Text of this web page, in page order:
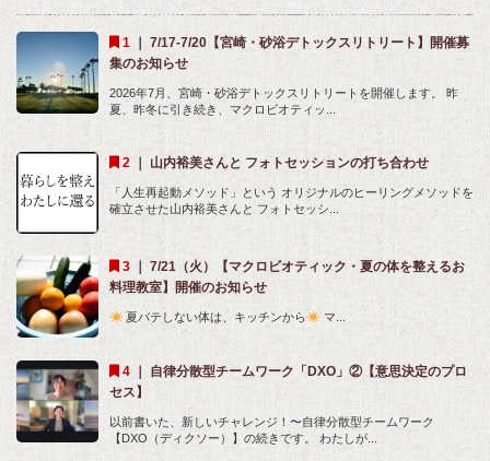
｜ 7/17-7/20【宮崎・砂浴デトックスリトリート】開催募
集のお知らせ
2026年7月、宮崎・砂浴デトックスリトリートを開催します。 昨
夏、昨冬に引き続き、マクロビオティッ...
山内裕美さんと フォトセッションの打ち合わせ
「人生再起動メソッド」という オリジナルのヒーリングメソッドを
確立させた山内裕美さんと フォトセッシ...
7/21（火）【マクロビオティック・夏の体を整えるお
料理教室】開催のお知らせ
夏バテしない体は、キッチンから マ...
｜ 自律分散型チームワーク「DXO」②【意思決定のプロ
セス】
以前書いた、新しいチャレンジ！〜自律分散型チームワーク
【DXO（ディクソー）】の続きです。 わたしが...